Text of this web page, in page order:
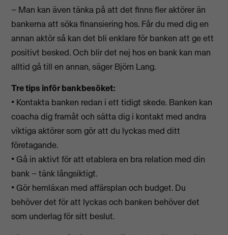
– Man kan även tänka på att det finns fler aktörer än
bankerna att söka finansiering hos. Får du med dig en
annan aktör så kan det bli enklare för banken att ge ett
positivt besked. Och blir det nej hos en bank kan man
alltid gå till en annan, säger Björn Lang.
Tre tips inför bankbesöket:
• Kontakta banken redan i ett tidigt skede. Banken kan
coacha dig framåt och sätta dig i kontakt med andra
viktiga aktörer som gör att du lyckas med ditt
företagande.
• Gå in aktivt för att etablera en bra relation med din
bank – tänk långsiktigt.
• Gör hemläxan med affärsplan och budget. Du
behöver det för att lyckas och banken behöver det
som underlag för sitt beslut.